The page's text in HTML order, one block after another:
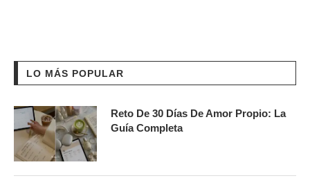
LO MÁS POPULAR
Reto De 30 Días De Amor Propio: La
Guía Completa